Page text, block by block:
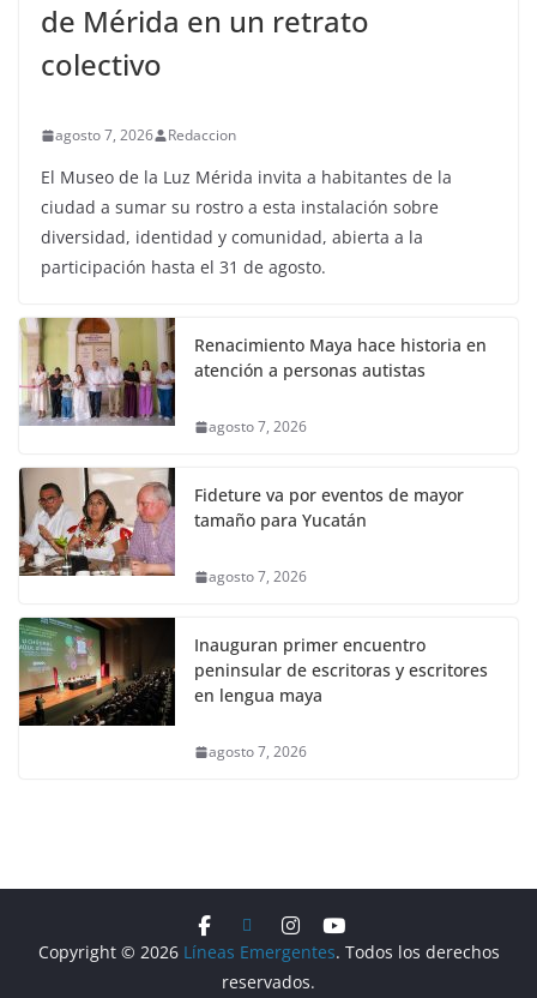
de Mérida en un retrato
colectivo
agosto 7, 2026 Redaccion
El Museo de la Luz Mérida invita a habitantes de la
ciudad a sumar su rostro a esta instalación sobre
diversidad, identidad y comunidad, abierta a la
participación hasta el 31 de agosto.
Renacimiento Maya hace historia en
atención a personas autistas
agosto 7, 2026
Fideture va por eventos de mayor
tamaño para Yucatán
agosto 7, 2026
Inauguran primer encuentro
peninsular de escritoras y escritores
en lengua maya
agosto 7, 2026
Copyright © 2026 Líneas Emergentes. Todos los derechos
reservados.